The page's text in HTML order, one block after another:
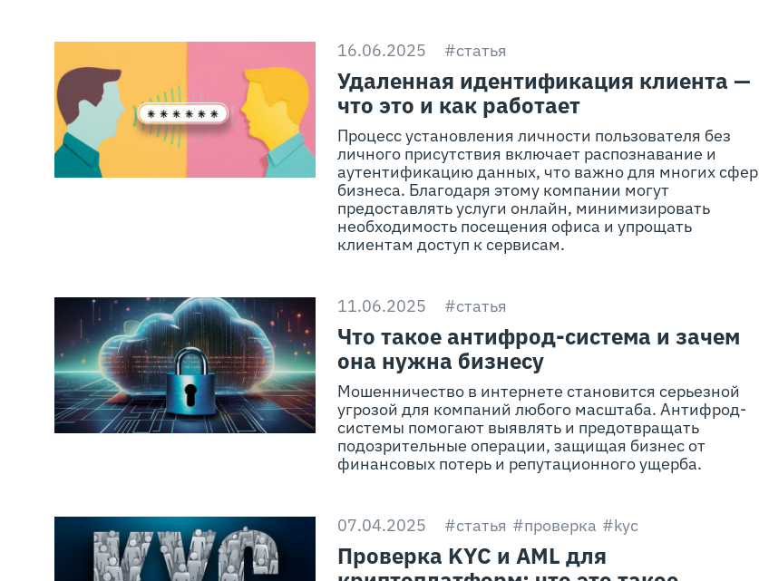
16.06.2025 #статья
Удаленная идентификация клиента —
что это и как работает
Процесс установления личности пользователя без
личного присутствия включает распознавание и
аутентификацию данных, что важно для многих сфер
бизнеса. Благодаря этому компании могут
предоставлять услуги онлайн, минимизировать
необходимость посещения офиса и упрощать
клиентам доступ к сервисам.
11.06.2025 #статья
Что такое антифрод-система и зачем
она нужна бизнесу
Мошенничество в интернете становится серьезной
угрозой для компаний любого масштаба. Антифрод-
системы помогают выявлять и предотвращать
подозрительные операции, защищая бизнес от
финансовых потерь и репутационного ущерба.
07.04.2025 #статья #проверка #kyc
Проверка KYC и AML для